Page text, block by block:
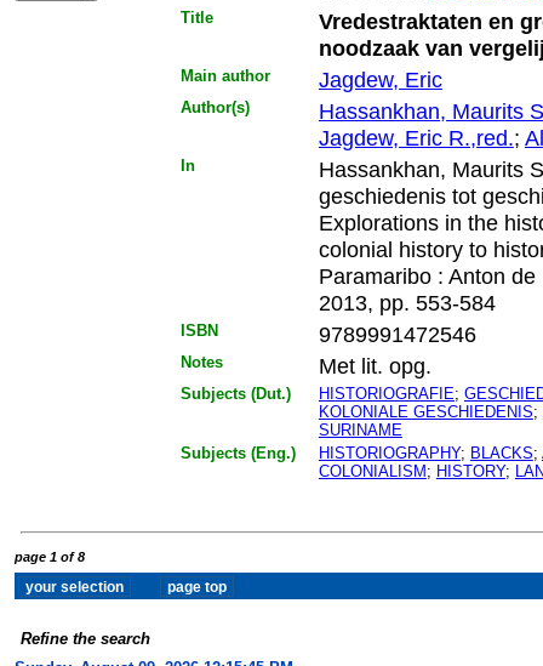
Title
Vredestraktaten en
noodzaak van
Main author Jagdew, Eric
Author(s)
Hassankhan, Maurits
Jagdew, Eric R.,red.;
In
Hassankhan, Maurits
geschiedenis tot
Explorations in the
colonial history to
Paramaribo : Anton
2013, pp. 553-584
ISBN 9789991472546
Notes Met lit. opg.
Subjects (Dut.) HISTORIOGRAFIE;
KOLONIALE GESCHIEDENIS;
SURINAME
Subjects (Eng.)
HISTORIOGRAPHY; BLACKS;
COLONIALISM ; HISTORY;
page 1 of 8
Refine the search